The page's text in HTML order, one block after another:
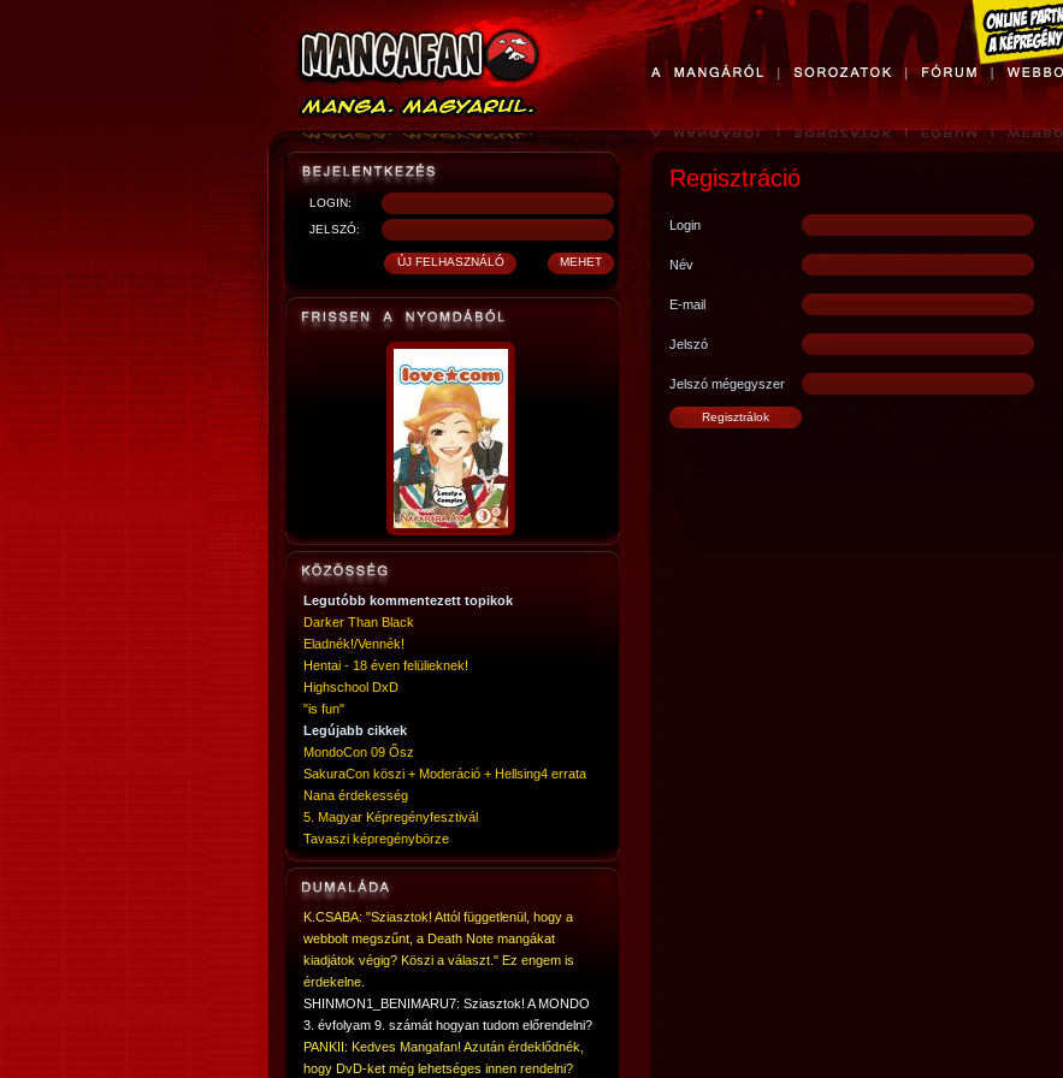
LOGIN:
JELSZÓ:
Legutóbb kommentezett topikok
Darker Than Black
Eladnék!/Vennék!
Hentai - 18 éven felülieknek!
Highschool DxD
"is fun"
Legújabb cikkek
MondoCon 09 Ősz
SakuraCon köszi + Moderáció + Hellsing4 errata
Nana érdekesség
5. Magyar Képregényfesztivál
Tavaszi képregénybörze
K.CSABA: "Sziasztok! Attól függetlenül, hogy a
webbolt megszűnt, a Death Note mangákat
kiadjátok végig? Köszi a választ." Ez engem is
érdekelne.
SHINMON1_BENIMARU7: Sziasztok! A MONDO
3. évfolyam 9. számát hogyan tudom előrendelni?
PANKII: Kedves Mangafan! Azután érdeklődnék,
hogy DvD-ket még lehetséges innen rendelni?
Regisztráció
Login
Név
E-mail
Jelszó
Jelszó mégegyszer